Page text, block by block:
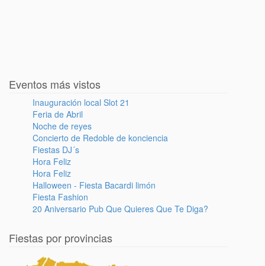
Eventos más vistos
Inauguración local Slot 21
Feria de Abril
Noche de reyes
Concierto de Redoble de konciencia
Fiestas DJ´s
Hora Feliz
Hora Feliz
Halloween - Fiesta Bacardi limón
Fiesta Fashion
20 Aniversario Pub Que Quieres Que Te Diga?
Fiestas por provincias